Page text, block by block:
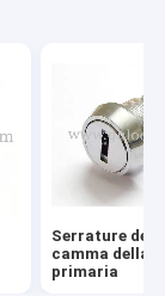
Serrature
camma della
primaria